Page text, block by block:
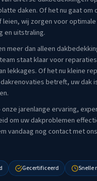
daken. Of het nu gaat om
leien, wij zorgen voor optimale
en uitstraling.
meer dan alleen
staat klaar voor
lekkages. Of het nu kleine
betreft, uw dak
jarenlange ervaring,
om uw dakproblemen
vandaag nog contact met
Gecertificeerd Snelle